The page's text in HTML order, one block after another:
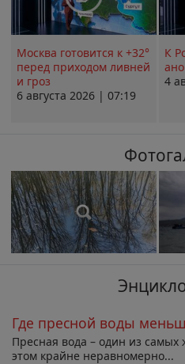
Москва готовится к +32°
перед приходом ливней
и гроз
6 августа 2026 | 07:19
К
4
Где пресной воды
Пресная вода – один из
этом крайне неравномерно...